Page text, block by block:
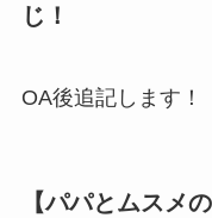
じ！
OA後追記します！
【パパとムスメ